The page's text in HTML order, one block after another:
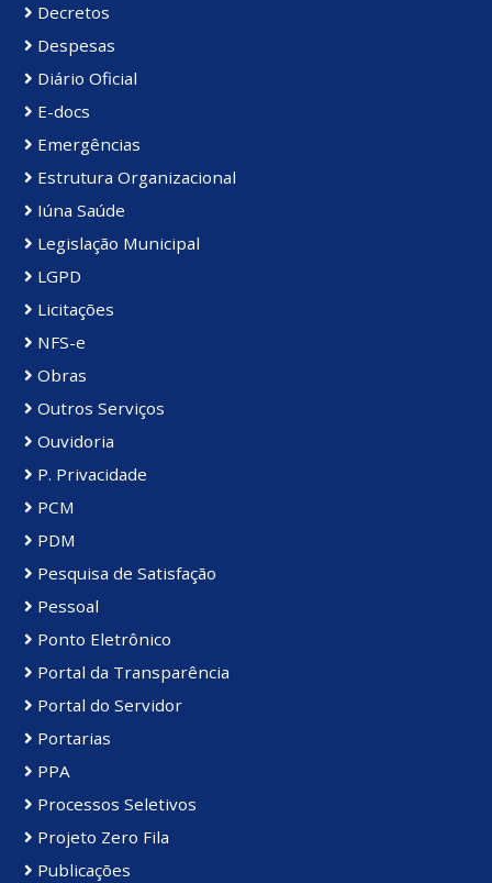
Decretos
Despesas
Diário Oficial
E-docs
Emergências
Estrutura Organizacional
Iúna Saúde
Legislação Municipal
LGPD
Licitações
NFS-e
Obras
Outros Serviços
Ouvidoria
P. Privacidade
PCM
PDM
Pesquisa de Satisfação
Pessoal
Ponto Eletrônico
Portal da Transparência
Portal do Servidor
Portarias
PPA
Processos Seletivos
Projeto Zero Fila
Publicações